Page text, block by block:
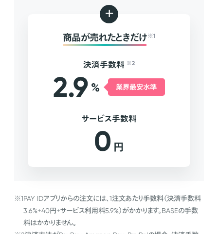
+
商品が売れたときだけ ※1
決済手数料 ※2
2.9 % 業界最安水準
サービス手数料
0 円
※1PAY IDアプリからの注文には、1注文あたり手数料（決済手数料
3.6%+40円+サービス利用料5.9%）がかかります。BASEの手数
料はかかりません。